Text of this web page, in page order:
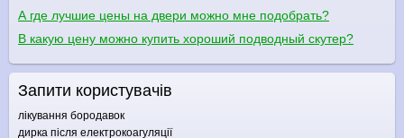
А где лучшие цены на двери можно мне подобрать?
В какую цену можно купить хороший подводный скутер?
Запити користувачів
лікування бородавок
дирка після електрокоагуляції